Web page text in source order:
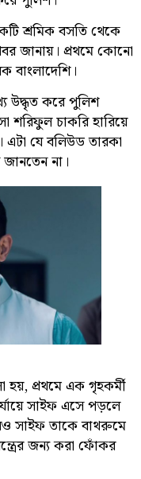
শ্রমিক বসতি থেকে
জানায়। প্রথমে কোনো
বাংলাদেশি।
উদ্ধৃত করে পুলিশ
শরিফুল চাকরি হারিয়ে
যে বলিউড তারকা
না।
হয়, প্রথমে এক গৃহকর্মী
সাইফ এসে পড়লে
সাইফ তাকে বাথরুমে
জন্য করা ফোঁকর